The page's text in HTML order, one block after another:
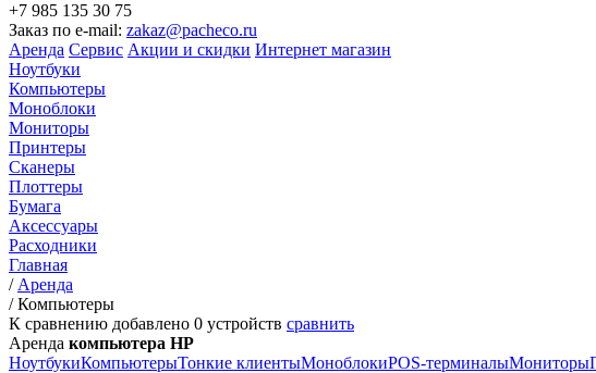
+7 985 135 30 75
Заказ по e-mail: zakaz@pacheco.ru
Аренда Сервис Акции и скидки Интернет магазин
Ноутбуки
Компьютеры
Моноблоки
Мониторы
Принтеры
Сканеры
Плоттеры
Бумага
Аксессуары
Расходники
Главная
/ Аренда
/Компьютеры
К сравнению добавлено 0 устройств сравнить
Аренда компьютера HP
НоутбукиКомпьютерыТонкие клиентыМоноблокиPOS-терминалыМониторы